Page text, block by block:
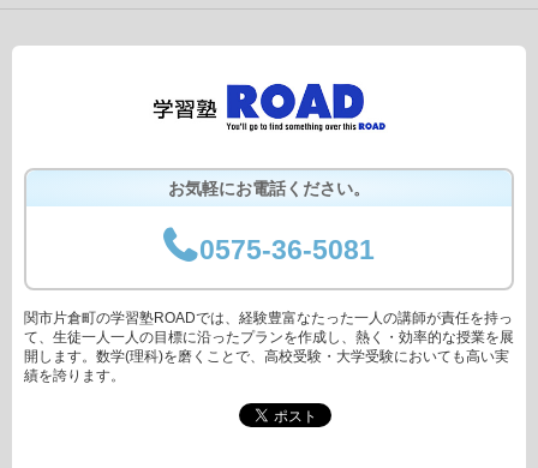
お気軽にお電話ください。
0575-36-5081
関市片倉町の学習塾ROADでは、経験豊富なたった一人の講師が責任を持っ
て、生徒一人一人の目標に沿ったプランを作成し、熱く・効率的な授業を展
開します。数学(理科)を磨くことで、高校受験・大学受験においても高い実
績を誇ります。